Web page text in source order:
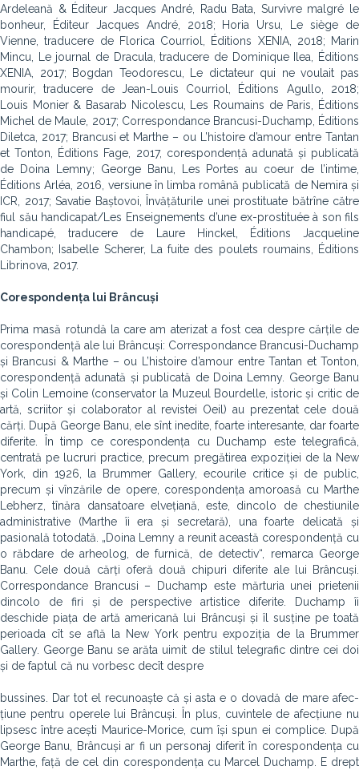
Ardeleană & Éditeur Jacques André, Radu Bata, Survivre malgré le
bonheur, Éditeur Jacques André, 2018; Horia Ursu, Le siège de
Vienne, traducere de Florica Courriol, Éditions XENIA, 2018; Marin
Mincu, Le journal de Dracula, traducere de Dominique Ilea, Éditions
XENIA, 2017; Bogdan Teodorescu, Le dictateur qui ne voulait pas
mourir, traducere de Jean-Louis Courriol, Éditions Agullo, 2018;
Louis Monier & Basarab Nicolescu, Les Roumains de Paris, Éditions
Michel de Maule, 2017; Correspondance Brancusi-Duchamp, Éditions
Diletca, 2017; Brancusi et Marthe – ou L’histoire d’amour entre Tantan
et Tonton, Éditions Fage, 2017, corespondență adunată și publicată
de Doina Lemny; George Banu, Les Portes au coeur de l’intime,
Éditions Arléa, 2016, versiune în limba română publicată de Nemira și
ICR, 2017; Savatie Baștovoi, Învățăturile unei prostituate bătrîne către
fiul său handicapat/Les Enseignements d’une ex-prostituée à son fils
handicapé, traducere de Laure Hinckel, Éditions Jacqueline
Chambon; Isabelle Scherer, La fuite des poulets roumains, Éditions
Librinova, 2017.
Corespondența lui Brâncuși
Prima masă rotundă la care am aterizat a fost cea despre cărțile de
corespondență ale lui Brâncuși: Correspondance Brancusi-Duchamp
și Brancusi & Marthe – ou L’histoire d’amour entre Tantan et Tonton,
corespondență adunată și publicată de Doina Lemny. George Banu
și Colin Lemoine (conservator la Muzeul Bourdelle, istoric și critic de
artă, scriitor și colaborator al revistei Oeil) au prezentat cele două
cărți. După George Banu, ele sînt inedite, foarte interesante, dar foarte
diferite. În timp ce corespondența cu Duchamp este telegrafică,
centrată pe lucruri practice, precum pregătirea expoziției de la New
York, din 1926, la Brummer Gallery, ecourile critice și de public,
precum și vînzările de opere, corespondența amoroasă cu Marthe
Lebherz, tînăra dansatoare elvețiană, este, dincolo de chestiunile
administrative (Marthe îi era și secretară), una foarte delicată și
pasională totodată. „Doina Lemny a reunit această corespondență cu
o răbdare de arheolog, de furnică, de detectiv“, remarca George
Banu. Cele două cărți oferă două chipuri diferite ale lui Brâncuși.
Correspondance Brancusi – Duchamp este mărturia unei prietenii
dincolo de firi și de perspective artistice diferite. Duchamp îi
deschide piața de artă americană lui Brâncuși și îl susține pe toată
perioada cît se află la New York pentru expoziția de la Brummer
Gallery. George Banu se arăta uimit de stilul telegrafic dintre cei doi
și de faptul că nu vorbesc decît despre
bussines. Dar tot el recunoaște că și asta e o dovadă de mare afec­
țiune pentru operele lui Brâncuși. În plus, cuvintele de afecțiune nu
lipsesc între acești Maurice-Morice, cum își spun ei complice. După
George Banu, Brâncuși ar fi un personaj diferit în corespondența cu
Marthe, față de cel din corespondența cu Marcel Duchamp. E drept